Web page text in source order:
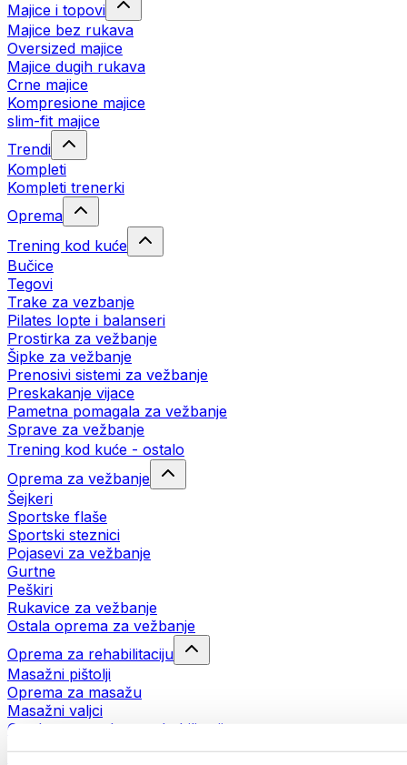
Majice i topovi
Majice bez rukava
Oversized majice
Majice dugih rukava
Crne majice
Kompresione majice
slim-fit majice
Trendi
Kompleti
Kompleti trenerki
Oprema
Trening kod kuće
Bučice
Tegovi
Trake za vezbanje
Pilates lopte i balanseri
Prostirka za vežbanje
Šipke za vežbanje
Prenosivi sistemi za vežbanje
Preskakanje vijace
Pametna pomagala za vežbanje
Sprave za vežbanje
Trening kod kuće - ostalo
Oprema za vežbanje
Šejkeri
Sportske flaše
Sportski steznici
Pojasevi za vežbanje
Gurtne
Peškiri
Rukavice za vežbanje
Ostala oprema za vežbanje
Oprema za rehabilitaciju
Masažni pištolji
Oprema za masažu
Masažni valjci
Ostala pomagala za rehabilitaciju
Torbe i rančevi